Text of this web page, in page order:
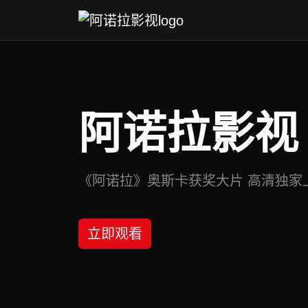
阿诺拉影视
《阿诺拉》奥斯卡获奖大片 高清独家
立即观看